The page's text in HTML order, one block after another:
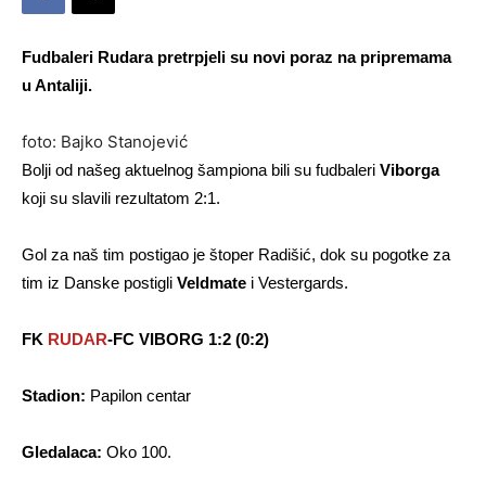
Fudbaleri Rudara pretrpjeli su novi poraz na pripremama
u Antaliji.
foto: Bajko Stanojević
Bolji od našeg aktuelnog šampiona bili su fudbaleri Viborga
koji su slavili rezultatom 2:1.
Gol za naš tim postigao je štoper Radišić, dok su pogotke za
tim iz Danske postigli Veldmate i Vestergards.
FK RUDAR-FC VIBORG 1:2 (0:2)
Stadion: Papilon centar
Gledalaca: Oko 100.